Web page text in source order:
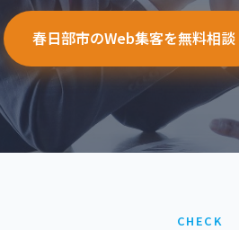
春日部市のWeb集客を無料相談
CHECK